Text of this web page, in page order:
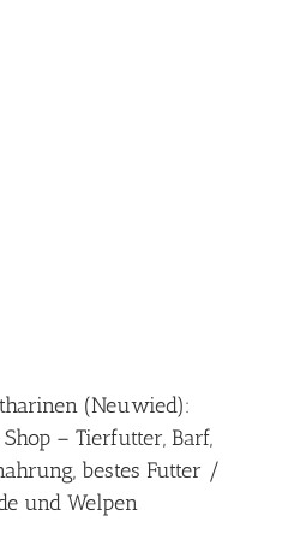
(Neuwied):
– Tierfutter, Barf,
bestes Futter /
und Welpen